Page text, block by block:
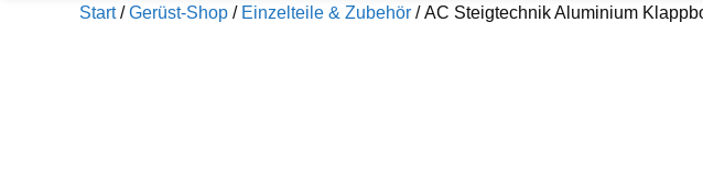
Start/Gerüst-Shop / Einzelteile & Zubehör / AC Steigtechnik Aluminium